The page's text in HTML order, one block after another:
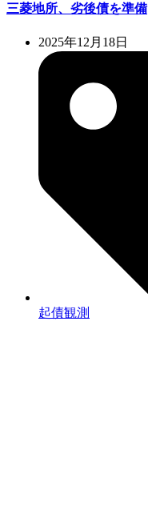
三菱地所、劣後債を準備
2025年12月18日
起債観測